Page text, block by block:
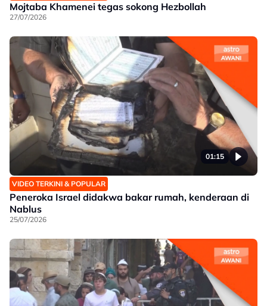
Mojtaba Khamenei tegas sokong Hezbollah
27/07/2026
01:15
VIDEO TERKINI & POPULAR
Peneroka Israel didakwa bakar rumah, kenderaan di
Nablus
25/07/2026